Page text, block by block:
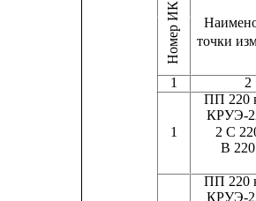
1
Номер ИК
точки
1
2
ПП 220
КРУЭ-
2 С
В
ПП 220
КРУЭ-